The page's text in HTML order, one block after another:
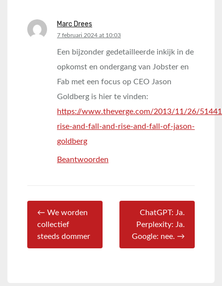
Marc Drees
says:
7 februari 2024 at 10:03
Een bijzonder gedetailleerde inkijk in de
opkomst en ondergang van Jobster en
Fab met een focus op CEO Jason
Goldberg is hier te vinden:
https://www.theverge.com/2013/11/26/
rise-and-fall-and-rise-and-fall-of-jason-
goldberg
Beantwoorden
← We worden
collectief
steeds dommer
ChatGPT: Ja.
Perplexity: Ja.
Google: nee. →